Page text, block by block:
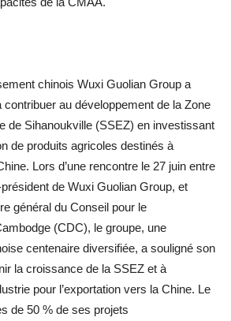
chinois Wuxi Guolian Group a
au développement de la Zone
de Sihanoukville (SSEZ) en investissant
de produits agricoles destinés à
Lors d’une rencontre le 27 juin entre
de Wuxi Guolian Group, et
général du Conseil pour le
(CDC), le groupe, une
centenaire diversifiée, a souligné son
la croissance de la SSEZ et à
pour l’exportation vers la Chine. Le
de 50 % de ses projets